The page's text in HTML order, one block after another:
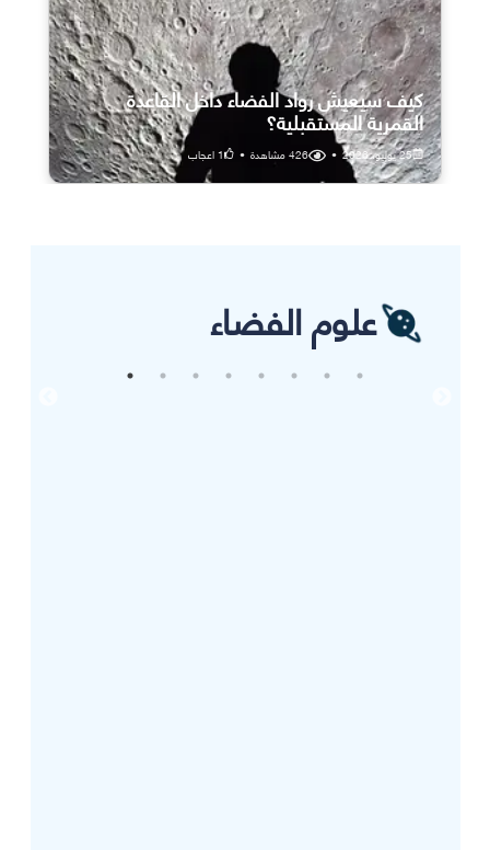
كيف سيعيش رواد الفضاء داخل القاعدة
القمرية المستقبلية؟
25 يوليو، 2026 •
426مشاهدة •
1اعجاب
علوم الفضاء